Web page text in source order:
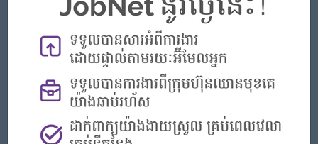
Male/Female
Job Requirements
• 2 years’ experience in a similar role.
• Working knowledge of HVAC, electrical, ELV and plumbing
systems.